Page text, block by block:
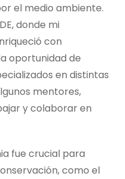
el medio ambiente.
donde mi
con
oportunidad de
en distintas
mentores,
y colaborar en
fue crucial para
como el